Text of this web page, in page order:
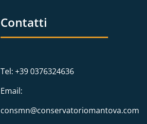
Contatti
Tel: +39 0376324636
Email:
consmn@conservatoriomantova.com